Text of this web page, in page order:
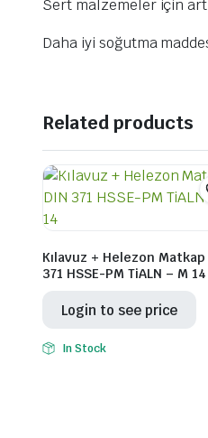
Sert malzemeler için
Daha iyi soğutma
Related products
Kılavuz + Helezon Matkap
371 HSSE-PM TiALN – M 14
Login to see price
In Stock
– Teras Teknolojisi